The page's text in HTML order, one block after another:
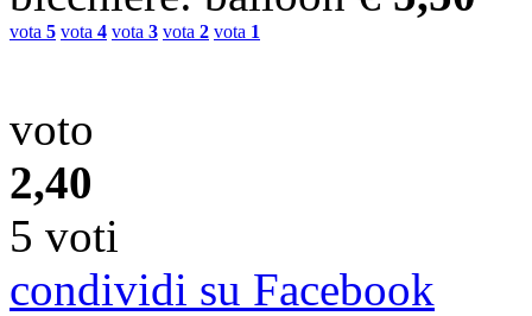
vota 5 vota 4 vota 3 vota 2 vota 1
voto
2,40
5 voti
condividi su Facebook